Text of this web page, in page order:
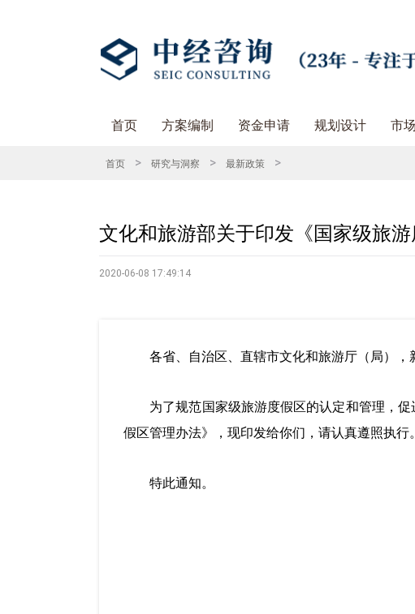
首页 方案编制 资金申请 规划设计 市
首页 > 研究与洞察 > 最新政策 >
文化和旅游部关于印发《国家级旅
2020-06-08 17:49:14
各省、自治区、直辖市文化和旅游厅（局），
为了规范国家级旅游度假区的认定和管理，
假区管理办法》，现印发给你们，请认真遵照执行。
特此通知。